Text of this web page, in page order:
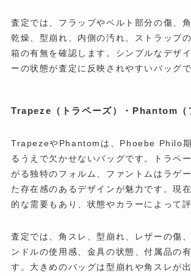
査定では、フラップやベルト部分の傷、
乾燥、型崩れ、内側の汚れ、ストラップ
箱の有無を確認します。シンプルなデザ
ーの状態が査定に反映されやすいバッグで
Trapeze（トラペーズ）・Phantom（
TrapezeやPhantomは、Phoebe Philo
るうえで欠かせないバッグです。トラペ
がる独特のフォルム、ファントムはラゲ
た存在感のあるデザインが魅力です。現
的な需要もあり、状態やカラーによって
査定では、角スレ、型崩れ、レザーの傷
ンドルの使用感、金具の状態、付属品の
す。大きめのバッグは型崩れや角スレが